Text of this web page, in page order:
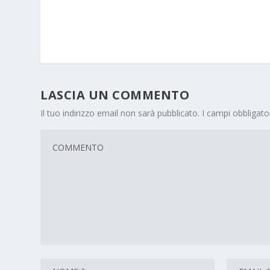
LASCIA UN COMMENTO
Il tuo indirizzo email non sarà pubblicato. I campi